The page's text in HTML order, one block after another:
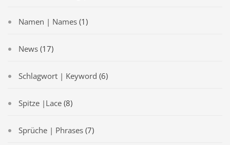
Namen | Names (1)
News (17)
Schlagwort | Keyword (6)
Spitze |Lace (8)
Sprüche | Phrases (7)